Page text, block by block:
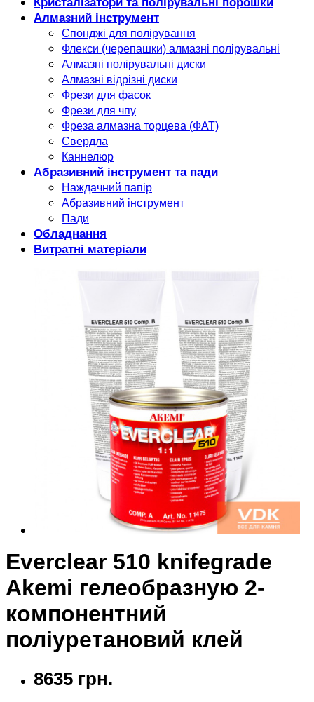
Алмазний інструмент
Спонджі для полірування
Флекси (черепашки) алмазні полірувальні
Алмазні полірувальні диски
Алмазні відрізні диски
Фрези для фасок
Фрези для чпу
Фреза алмазна торцева (ФАТ)
Свердла
Каннелюр
Абразивний інструмент та пади
Наждачний папір
Абразивний інструмент
Пади
Обладнання
Витратні матеріали
Everclear 510 knifegrade
Akemi гелеобразную 2-
компонентний
поліуретановий клей
8635 грн.